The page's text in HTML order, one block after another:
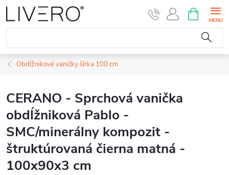
Prejsť
na
obsah
KOŠÍK
Obdĺžnikové vaničky šírka 100 cm
CERANO - Sprchová vanička
obdĺžniková Pablo -
SMC/minerálny kompozit -
štruktúrovaná čierna matná -
100x90x3 cm